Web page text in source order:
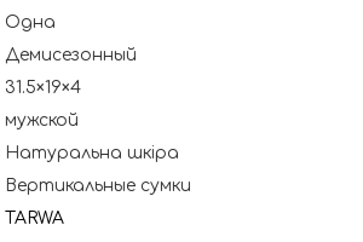
Одна
Демисезонный
31.5×19×4
мужской
Натуральна шкіра
Вертикальные сумки
TARWA